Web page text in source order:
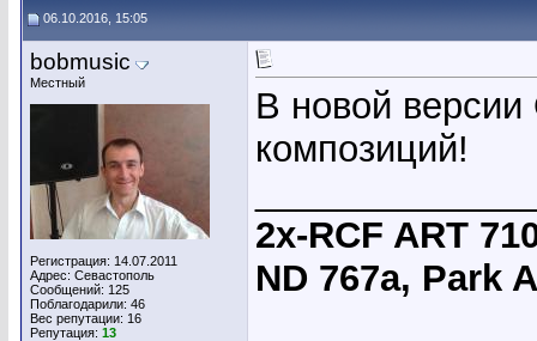
06.10.2016, 15:05
bobmusic
Местный
Регистрация: 14.07.2011
Адрес: Севастополь
Сообщений: 125
Поблагодарили: 46
Вес репутации: 16
Репутация: 13
В новой
композиций!
2х-RCF ART
ND 767a, Park